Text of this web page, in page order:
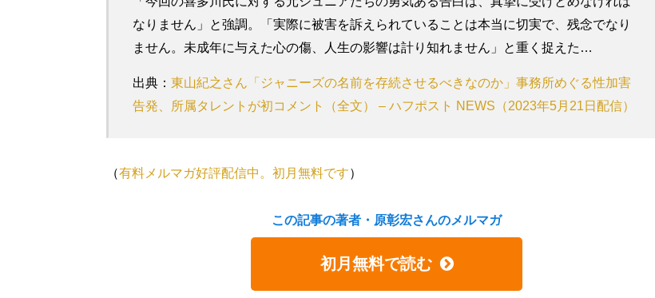
なりません」と強調。「実際に被害を訴えられていることは本当に切実で、残念でなり
ません。未成年に与えた心の傷、人生の影響は計り知れません」と重く捉えた…
出典： 東山紀之さん「ジャニーズの名前を存続させるべきなのか」事務所めぐる性加害
告発、所属タレントが初コメント（全文） – ハフポスト NEWS（2023年5月21日配信）
（有料メルマガ好評配信中。初月無料です）
この記事の著者・原彰宏さんのメルマガ
初月無料で読む